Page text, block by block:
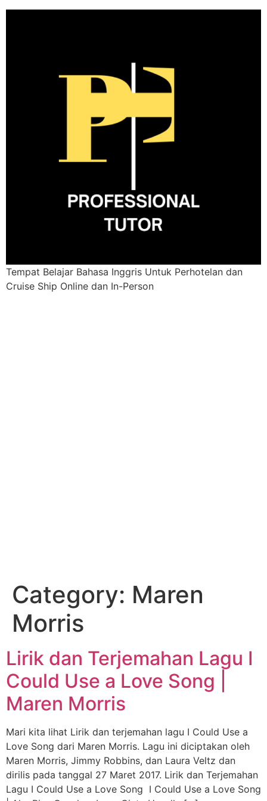
Tempat Belajar Bahasa Inggris Untuk Perhotelan dan
Cruise Ship Online dan In-Person
Category: Maren
Morris
Lirik dan Terjemahan Lagu I
Could Use a Love Song |
Maren Morris
Mari kita lihat Lirik dan terjemahan lagu I Could Use a
Love Song dari Maren Morris. Lagu ini diciptakan oleh
Maren Morris, Jimmy Robbins, dan Laura Veltz dan
dirilis pada tanggal 27 Maret 2017. Lirik dan Terjemahan
Lagu I Could Use a Love Song I Could Use a Love Song